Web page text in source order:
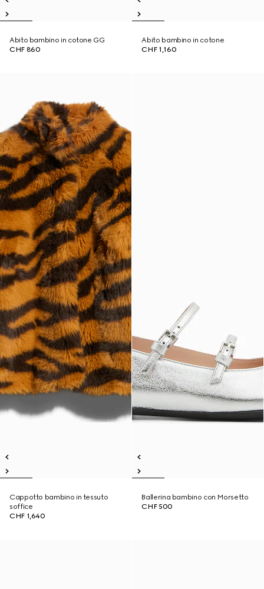
Abito bambino in cotone GG
CHF 860
Abito bambino in cotone
CHF 1,160
Cappotto bambino in tessuto
soffice
CHF 1,640
Ballerina bambino con Morsetto
CHF 500